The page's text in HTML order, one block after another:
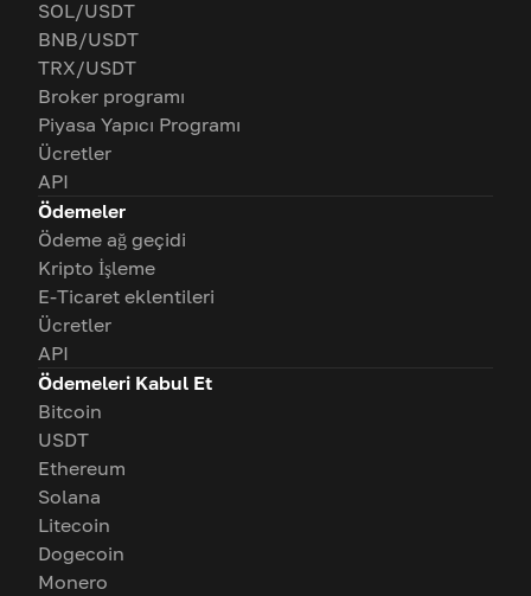
SOL/USDT
BNB/USDT
TRX/USDT
Broker programı
Piyasa Yapıcı Programı
Ücretler
API
Ödemeler
Ödeme ağ geçidi
Kripto İşleme
E-Ticaret eklentileri
Ücretler
API
Ödemeleri Kabul Et
Bitcoin
USDT
Ethereum
Solana
Litecoin
Dogecoin
Monero